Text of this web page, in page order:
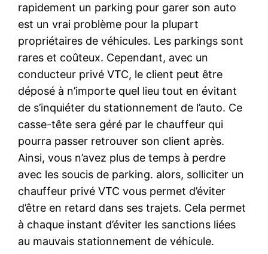
rapidement un parking pour garer son auto
est un vrai problème pour la plupart
propriétaires de véhicules. Les parkings sont
rares et coûteux. Cependant, avec un
conducteur privé VTC, le client peut être
déposé à n’importe quel lieu tout en évitant
de s’inquiéter du stationnement de l’auto. Ce
casse-tête sera géré par le chauffeur qui
pourra passer retrouver son client après.
Ainsi, vous n’avez plus de temps à perdre
avec les soucis de parking. alors, solliciter un
chauffeur privé VTC vous permet d’éviter
d’être en retard dans ses trajets. Cela permet
à chaque instant d’éviter les sanctions liées
au mauvais stationnement de véhicule.